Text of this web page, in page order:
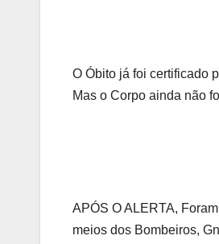
O Óbito já foi certificado
Mas o Corpo ainda não
APÓS O ALERTA,
meios dos Bombeiros,